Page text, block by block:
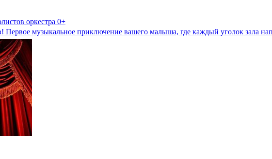
оркестра 0+
музыкальное приключение вашего малыша, где каждый уголок зала